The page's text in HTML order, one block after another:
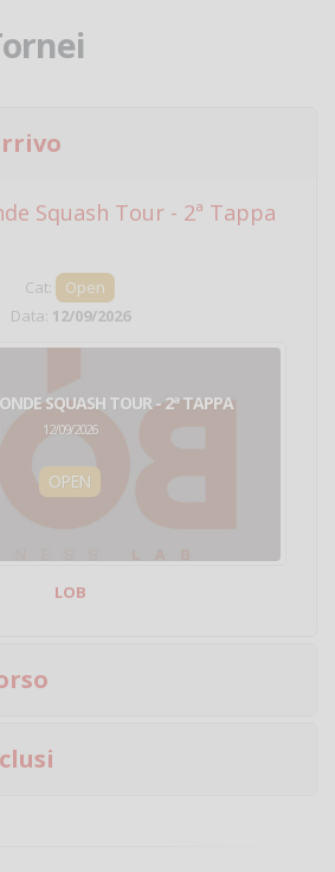
Squash Tour - 2ª Tappa
Cat:
Open
Data: 12/09/2026
SQUASH TOUR - 2ª TAPPA
12/09/2026
OPEN
LOB